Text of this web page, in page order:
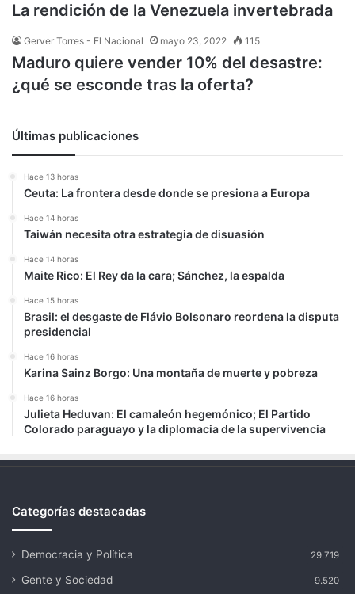
La rendición de la Venezuela invertebrada
Gerver Torres - El Nacional mayo 23, 2022 115
Maduro quiere vender 10% del desastre:
¿qué se esconde tras la oferta?
Últimas publicaciones
Hace 13 horas
Ceuta: La frontera desde donde se presiona a Europa
Hace 14 horas
Taiwán necesita otra estrategia de disuasión
Hace 14 horas
Maite Rico: El Rey da la cara; Sánchez, la espalda
Hace 15 horas
Brasil: el desgaste de Flávio Bolsonaro reordena la disputa
presidencial
Hace 16 horas
Karina Sainz Borgo: Una montaña de muerte y pobreza
Hace 16 horas
Julieta Heduvan: El camaleón hegemónico; El Partido
Colorado paraguayo y la diplomacia de la supervivencia
Categorías destacadas
Democracia y Política 29.719
Gente y Sociedad 9.520